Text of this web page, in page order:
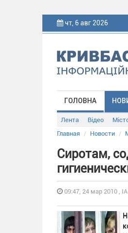
чт, 6 авг 2026
ГОЛОВНА
Лента Відео
Главная
Новости
Сиротам,
09:47, 24 мар 2010 ,